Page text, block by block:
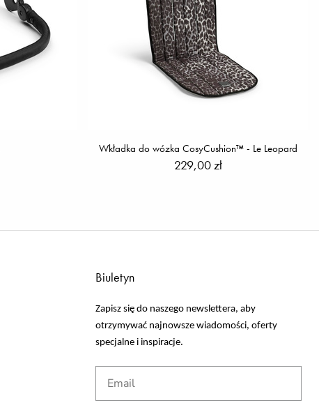
Wkładka do wózka CosyCushion™ - Le Leopard
229,00 zł
Biuletyn
Zapisz się do naszego newslettera, aby
otrzymywać najnowsze wiadomości, oferty
specjalne i inspiracje.